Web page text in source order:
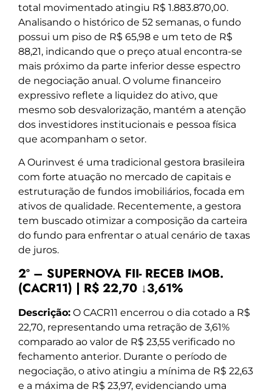
total movimentado atingiu R$ 1.883.870,00.
Analisando o histórico de 52 semanas, o fundo
possui um piso de R$ 65,98 e um teto de R$
88,21, indicando que o preço atual encontra-se
mais próximo da parte inferior desse espectro
de negociação anual. O volume financeiro
expressivo reflete a liquidez do ativo, que
mesmo sob desvalorização, mantém a atenção
dos investidores institucionais e pessoa física
que acompanham o setor.
A Ourinvest é uma tradicional gestora brasileira
com forte atuação no mercado de capitais e
estruturação de fundos imobiliários, focada em
ativos de qualidade. Recentemente, a gestora
tem buscado otimizar a composição da carteira
do fundo para enfrentar o atual cenário de taxas
de juros.
2º – SUPERNOVA FII- RECEB IMOB.
(CACR11) | R$ 22,70 ↓3,61%
Descrição: O CACR11 encerrou o dia cotado a R$
22,70, representando uma retração de 3,61%
comparado ao valor de R$ 23,55 verificado no
fechamento anterior. Durante o período de
negociação, o ativo atingiu a mínima de R$ 22,63
e a máxima de R$ 23,97, evidenciando uma